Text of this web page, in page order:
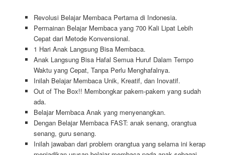
Revolusi Belajar Membaca Pertama di Indonesia.
Permainan Belajar Membaca yang 700 Kali Lipat Lebih
Cepat dari Metode Konvensional.
1 Hari Anak Langsung Bisa Membaca.
Anak Langsung Bisa Hafal Semua Huruf Dalam Tempo
Waktu yang Cepat, Tanpa Perlu Menghafalnya.
Inilah Belajar Membaca Unik, Kreatif, dan Inovatif.
Out of The Box!! Membongkar pakem-pakem yang sudah
ada.
Belajar Membaca Anak yang menyenangkan.
Dengan Belajar Membaca FAST: anak senang, orangtua
senang, guru senang.
Inilah jawaban dari problem orangtua yang selama ini kerap